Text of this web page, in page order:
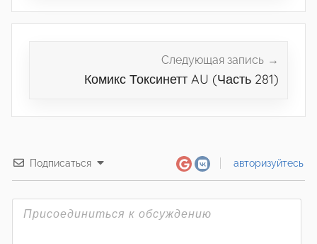
Следующая запись
Комикс Токсинетт AU (Часть 281)
Подписаться авторизуйтесь